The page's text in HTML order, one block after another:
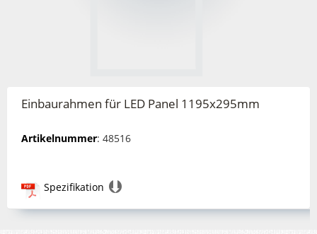
Einbaurahmen für LED Panel 1195x295mm
Artikelnummer: 48516
Spezifikation